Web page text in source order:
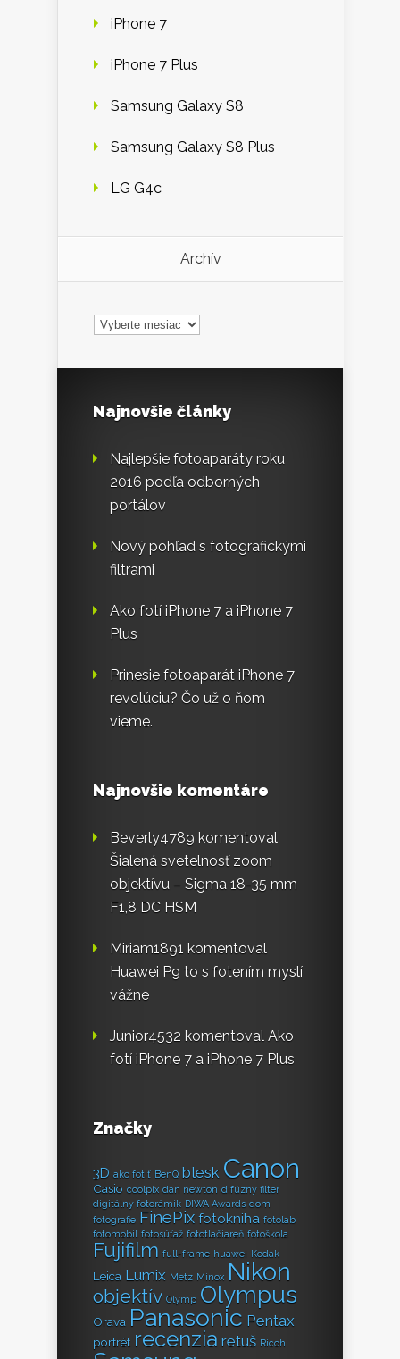
iPhone 7
iPhone 7 Plus
Samsung Galaxy S8
Samsung Galaxy S8 Plus
LG G4c
Archív
Archív
Najnovšie články
Najlepšie fotoaparáty roku
2016 podľa odborných
portálov
Nový pohľad s fotografickými
filtrami
Ako fotí iPhone 7 a iPhone 7
Plus
Prinesie fotoaparát iPhone 7
revolúciu? Čo už o ňom
vieme.
Najnovšie komentáre
Beverly4789 komentoval
Šialená svetelnosť zoom
objektívu – Sigma 18-35 mm
F1,8 DC HSM
Miriam1891 komentoval
Huawei P9 to s fotením myslí
vážne
Junior4532 komentoval Ako
fotí iPhone 7 a iPhone 7 Plus
Značky
3D ako fotiť BenQ blesk Canon
Casio coolpix dan newton difúzny filter
digitálny fotorámik DIWA Awards dom
fotografie FinePix fotokniha fotolab
fotomobil fotosúťaž fototlačiareň fotoškola
Fujifilm full-frame huawei Kodak
Leica Lumix Metz Minox Nikon
objektív Olymp Olympus
Orava Panasonic Pentax
portrét recenzia retuš Ricoh